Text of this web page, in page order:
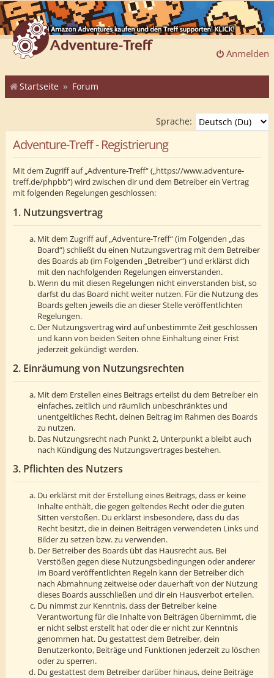
Anmelden
Startseite Forum
Sprache:
Adventure-Treff - Registrierung
Mit dem Zugriff auf „Adventure-Treff“ („https://www.adventure-
treff.de/phpbb“) wird zwischen dir und dem Betreiber ein Vertrag
mit folgenden Regelungen geschlossen:
1. Nutzungsvertrag
Mit dem Zugriff auf „Adventure-Treff“ (im Folgenden „das
Board“) schließt du einen Nutzungsvertrag mit dem Betreiber
des Boards ab (im Folgenden „Betreiber“) und erklärst dich
mit den nachfolgenden Regelungen einverstanden.
Wenn du mit diesen Regelungen nicht einverstanden bist, so
darfst du das Board nicht weiter nutzen. Für die Nutzung des
Boards gelten jeweils die an dieser Stelle veröffentlichten
Regelungen.
Der Nutzungsvertrag wird auf unbestimmte Zeit geschlossen
und kann von beiden Seiten ohne Einhaltung einer Frist
jederzeit gekündigt werden.
2. Einräumung von Nutzungsrechten
Mit dem Erstellen eines Beitrags erteilst du dem Betreiber ein
einfaches, zeitlich und räumlich unbeschränktes und
unentgeltliches Recht, deinen Beitrag im Rahmen des Boards
zu nutzen.
Das Nutzungsrecht nach Punkt 2, Unterpunkt a bleibt auch
nach Kündigung des Nutzungsvertrages bestehen.
3. Pflichten des Nutzers
Du erklärst mit der Erstellung eines Beitrags, dass er keine
Inhalte enthält, die gegen geltendes Recht oder die guten
Sitten verstoßen. Du erklärst insbesondere, dass du das
Recht besitzt, die in deinen Beiträgen verwendeten Links und
Bilder zu setzen bzw. zu verwenden.
Der Betreiber des Boards übt das Hausrecht aus. Bei
Verstößen gegen diese Nutzungsbedingungen oder anderer
im Board veröffentlichten Regeln kann der Betreiber dich
nach Abmahnung zeitweise oder dauerhaft von der Nutzung
dieses Boards ausschließen und dir ein Hausverbot erteilen.
Du nimmst zur Kenntnis, dass der Betreiber keine
Verantwortung für die Inhalte von Beiträgen übernimmt, die
er nicht selbst erstellt hat oder die er nicht zur Kenntnis
genommen hat. Du gestattest dem Betreiber, dein
Benutzerkonto, Beiträge und Funktionen jederzeit zu löschen
oder zu sperren.
Du gestattest dem Betreiber darüber hinaus, deine Beiträge